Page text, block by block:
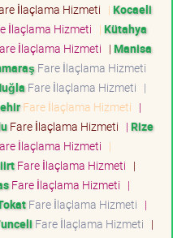
İlaçlama Hizmeti | Kocaeli
İlaçlama Hizmeti | Kütahya
İlaçlama Hizmeti | Manisa
Fare İlaçlama Hizmeti
Fare İlaçlama Hizmeti |
Fare İlaçlama Hizmeti |
Fare İlaçlama Hizmeti | Rize
İlaçlama Hizmeti |
Fare İlaçlama Hizmeti |
Fare İlaçlama Hizmeti |
Fare İlaçlama Hizmeti |
Fare İlaçlama Hizmeti |